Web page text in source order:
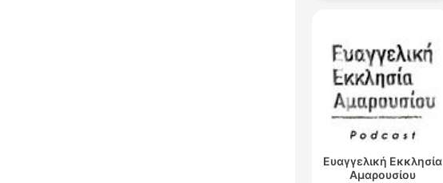
Ευαγγελική Εκκλησία
Αμαρουσίου